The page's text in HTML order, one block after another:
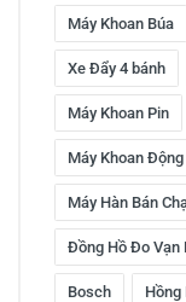
Máy Khoan Búa
Xe Đẩy 4 bánh
Máy Khoan Pin
Máy Khoan
Máy Hàn Bán
Đồng Hồ Đo Vạn
Bosch Hồng